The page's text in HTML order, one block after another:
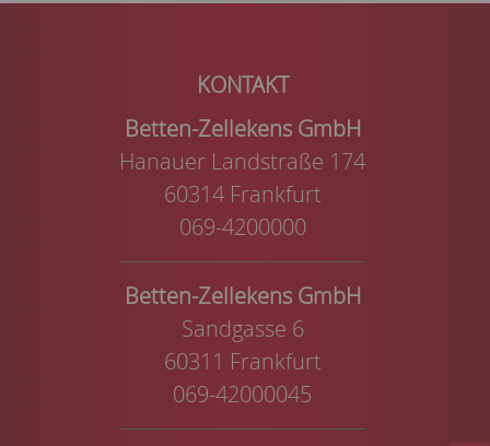
Betten-Zellekens GmbH
Hanauer Landstraße 174
60314 Frankfurt
069-4200000
Betten-Zellekens GmbH
Sandgasse 6
60311 Frankfurt
069-42000045